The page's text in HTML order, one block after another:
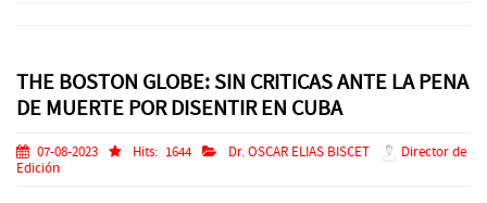
THE BOSTON GLOBE: SIN CRITICAS ANTE LA PENA
DE MUERTE POR DISENTIR EN CUBA
07-08-2023 Hits: 1644 Dr. OSCAR ELIAS BISCET
Director de
Edición